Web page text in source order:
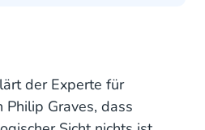
der Experte für
Graves, dass